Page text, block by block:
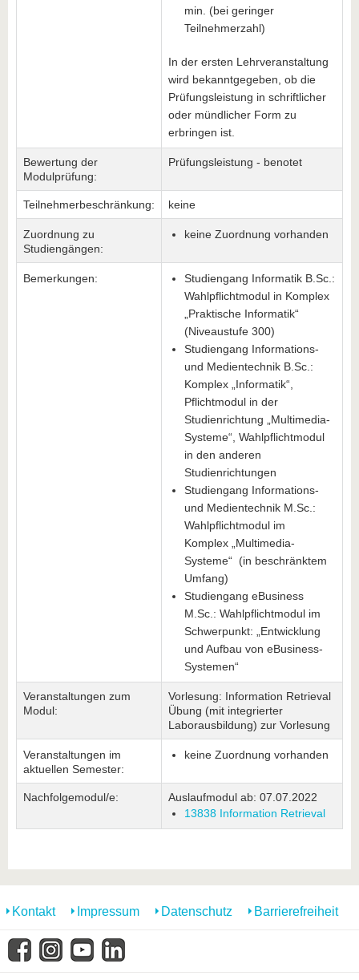
min. (bei geringer
Teilnehmerzahl)
In der ersten Lehrveranstaltung
wird bekanntgegeben, ob die
Prüfungsleistung in schriftlicher
oder mündlicher Form zu
erbringen ist.
Bewertung der
Modulprüfung:
Prüfungsleistung - benotet
Teilnehmerbeschränkung: keine
Zuordnung zu
Studiengängen:
keine Zuordnung vorhanden
Bemerkungen:
Studiengang Informatik B.Sc.:
Wahlpflichtmodul in Komplex
„Praktische Informatik“
(Niveaustufe 300)
Studiengang Informations-
und Medientechnik B.Sc.:
Komplex „Informatik“,
Pflichtmodul in der
Studienrichtung „Multimedia-
Systeme“, Wahlpflichtmodul
in den anderen
Studienrichtungen
Studiengang Informations-
und Medientechnik M.Sc.:
Wahlpflichtmodul im
Komplex „Multimedia-
Systeme“ (in beschränktem
Umfang)
Studiengang eBusiness
M.Sc.: Wahlpflichtmodul im
Schwerpunkt: „Entwicklung
und Aufbau von eBusiness-
Systemen“
Veranstaltungen zum
Modul:
Vorlesung: Information Retrieval
Übung (mit integrierter
Laborausbildung) zur Vorlesung
Veranstaltungen im
aktuellen Semester:
keine Zuordnung vorhanden
Nachfolgemodul/e:
Auslaufmodul ab: 07.07.2022
13838 Information Retrieval
Kontakt Impressum Datenschutz Barrierefreiheit